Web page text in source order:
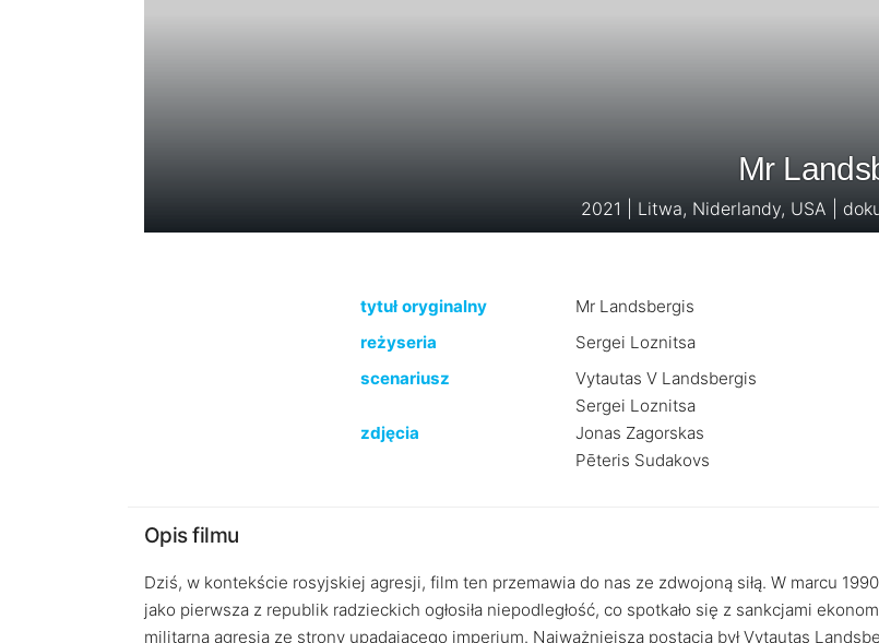
Mr
2021 | Litwa, Niderlandy, USA |
tytuł oryginalny
Mr Landsbergis
reżyseria
Sergei Loznitsa
scenariusz
Vytautas V Landsbergis
Sergei Loznitsa
zdjęcia
Jonas Zagorskas
Pēteris Sudakovs
Opis filmu
Dziś, w kontekście rosyjskiej agresji, film ten przemawia do nas ze zdwojoną siłą. W marcu
jako pierwsza z republik radzieckich ogłosiła niepodległość, co spotkało się z sankcjami
militarną agresją ze strony upadającego imperium. Najważniejszą postacią był Vytautas